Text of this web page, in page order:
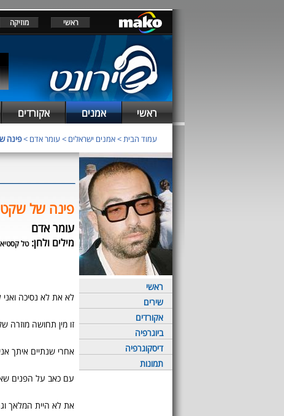
ראשי מוזיקה
ראשי אמנים אקורדים
עמוד הבית>אמנים ישראלים >עומר אדם >פינה
ראשי
שירים
אקורדים
ביוגרפיה
דיסקוגרפיה
תמונות
פינה של שקט
עומר אדם
מילים ולחן:טל
לא את לא נסיכה
זו מין תחושה
אחרי שנתיים איתך
עם כאב על הפנים
את לא היית המלאך